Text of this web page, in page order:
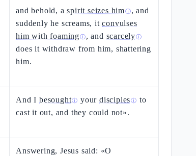
and behold, aspirit seizes himⓘ, and
suddenly he screams, itconvulses
him with foamingⓘ, and scarcelyⓘ
does it withdraw from him, shattering
him.
And Ibesoughtⓘ yourdisciplesⓘ to
cast it out, and they could not».
Answering, Jesus said: «O